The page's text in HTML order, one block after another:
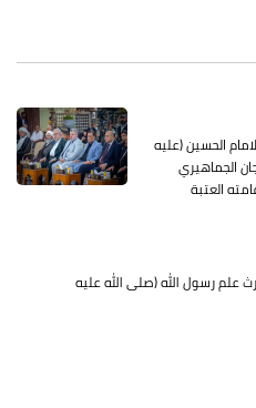
الحسين (عليه
الجماهيري
العتبة
علم رسول الله (صلى الله عليه